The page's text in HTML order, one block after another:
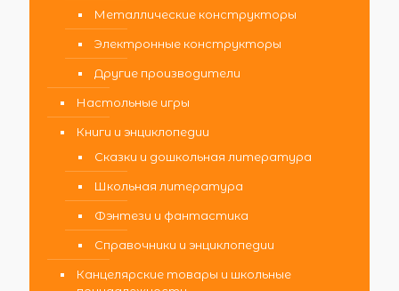
Металлические конструкторы
Электронные конструкторы
Другие производители
Настольные игры
Книги и энциклопедии
Сказки и дошкольная литература
Школьная литература
Фэнтези и фантастика
Справочники и энциклопедии
Канцелярские товары и школьные